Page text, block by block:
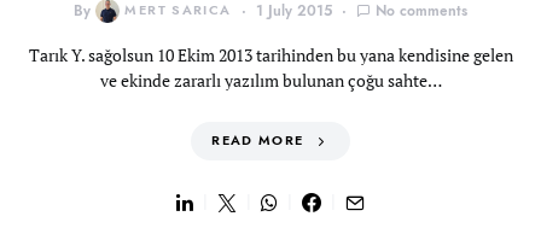
By MERT SARICA 1 July 2015 No comments
Tarık Y. sağolsun 10 Ekim 2013 tarihinden bu yana kendisine gelen
ve ekinde zararlı yazılım bulunan çoğu sahte…
READ MORE